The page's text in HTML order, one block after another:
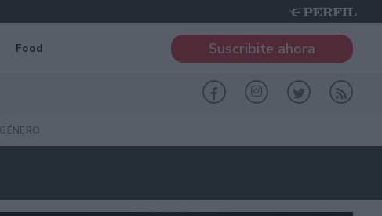
Food Suscribite ahora
GÉNERO